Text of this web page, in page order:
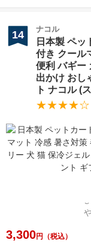
14 ナコル
日本製 ペッ
付き クール
便利 バギー
出かけ おし
ト ナコル (
★★★★☆
3,300